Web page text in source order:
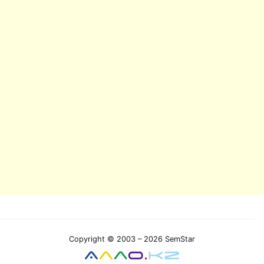
Copyright © 2003 – 2026 SemStar